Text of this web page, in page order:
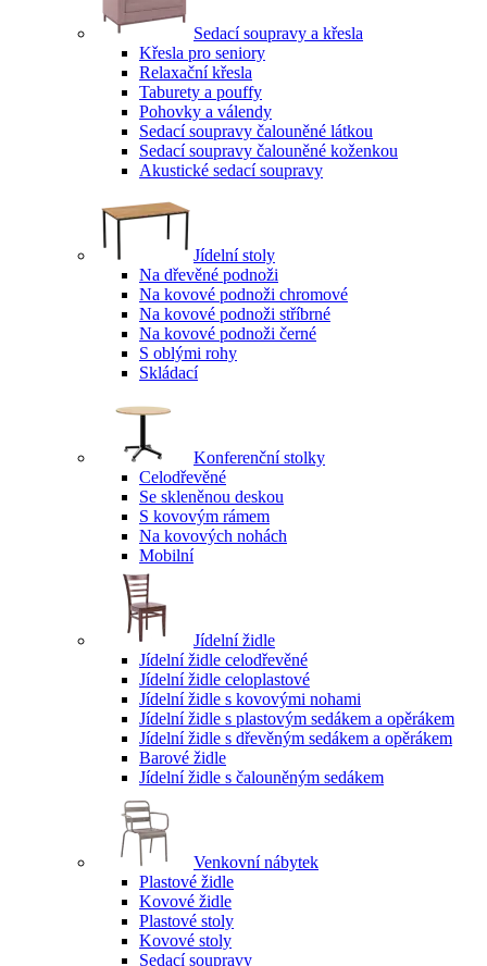
Sedací soupravy a křesla
Křesla pro seniory
Relaxační křesla
Taburety a pouffy
Pohovky a válendy
Sedací soupravy čalouněné látkou
Sedací soupravy čalouněné koženkou
Akustické sedací soupravy
Jídelní stoly
Na dřevěné podnoži
Na kovové podnoži chromové
Na kovové podnoži stříbrné
Na kovové podnoži černé
S oblými rohy
Skládací
Konferenční stolky
Celodřevěné
Se skleněnou deskou
S kovovým rámem
Na kovových nohách
Mobilní
Jídelní židle
Jídelní židle celodřevěné
Jídelní židle celoplastové
Jídelní židle s kovovými nohami
Jídelní židle s plastovým sedákem a opěrákem
Jídelní židle s dřevěným sedákem a opěrákem
Barové židle
Jídelní židle s čalouněným sedákem
Venkovní nábytek
Plastové židle
Kovové židle
Plastové stoly
Kovové stoly
Sedací soupravy